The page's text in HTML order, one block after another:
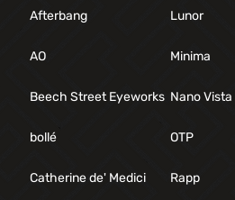
Afterbang
AO
Beech Street Eyeworks
bollé
Catherine de' Medici
Lunor
Minima
Nano Vista
OTP
Rapp